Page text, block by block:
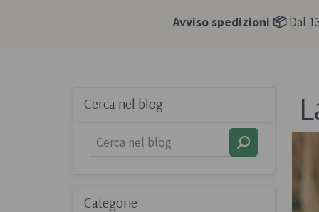
Conserve e sott'oli
vegetali
Olio,
condimenti
Pesti e paté
Olio e aceto
Avviso spedizioni 📦Dal
Cerca nel blog
Categorie